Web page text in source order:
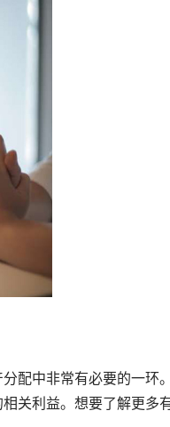
配中非常有必要的一环
关利益。想要了解更多